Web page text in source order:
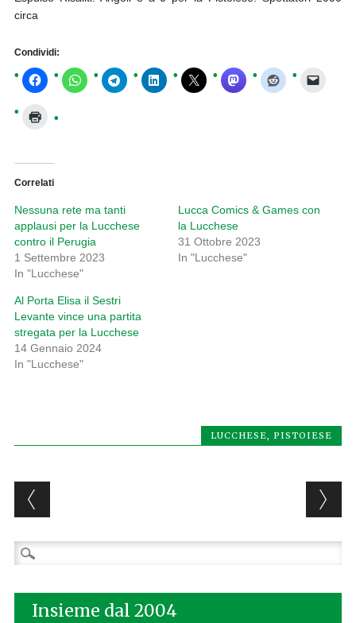
circa
Condividi:
Correlati
Nessuna rete ma tanti
applausi per la Lucchese
contro il Perugia
1 Settembre 2023
In "Lucchese"
Lucca Comics & Games con
la Lucchese
31 Ottobre 2023
In "Lucchese"
Al Porta Elisa il Sestri
Levante vince una partita
stregata per la Lucchese
14 Gennaio 2024
In "Lucchese"
LUCCHESE, PISTOIESE
Post navigation
Ricerca
per:
Insieme dal 2004